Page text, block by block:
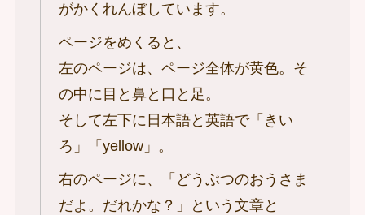
がかくれんぼしています。
ページをめくると、
左のページは、ページ全体が黄色。そ
の中に目と鼻と口と足。
そして左下に日本語と英語で「きい
ろ」「yellow」。
右のページに、「どうぶつのおうさま
だよ。だれかな？」という文章と